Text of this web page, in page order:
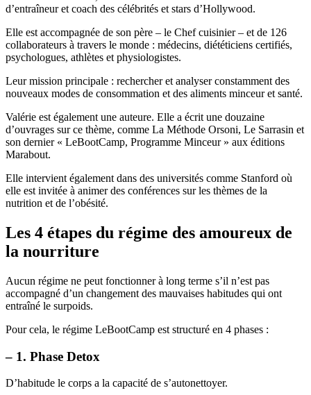
d’entraîneur et coach des célébrités et stars d’Hollywood.
Elle est accompagnée de son père – le Chef cuisinier – et de 126
collaborateurs à travers le monde : médecins, diététiciens certifiés,
psychologues, athlètes et physiologistes.
Leur mission principale : rechercher et analyser constamment des
nouveaux modes de consommation et des aliments minceur et santé.
Valérie est également une auteure. Elle a écrit une douzaine
d’ouvrages sur ce thème, comme La Méthode Orsoni, Le Sarrasin et
son dernier « LeBootCamp, Programme Minceur » aux éditions
Marabout.
Elle intervient également dans des universités comme Stanford où
elle est invitée à animer des conférences sur les thèmes de la
nutrition et de l’obésité.
Les 4 étapes du régime des amoureux de
la nourriture
Aucun régime ne peut fonctionner à long terme s’il n’est pas
accompagné d’un changement des mauvaises habitudes qui ont
entraîné le surpoids.
Pour cela, le régime LeBootCamp est structuré en 4 phases :
– 1. Phase Detox
D’habitude le corps a la capacité de s’autonettoyer.